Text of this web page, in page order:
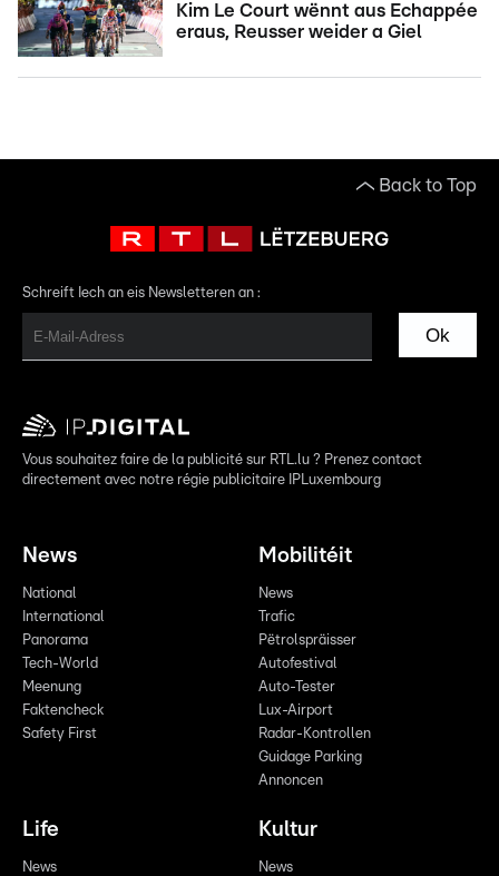
Kim Le Court wënnt aus Echappée
eraus, Reusser weider a Giel
Back to Top
Schreift Iech an eis Newsletteren an :
Ok
Vous souhaitez faire de la publicité sur RTL.lu ? Prenez contact
directement avec notre régie publicitaire IPLuxembourg
News
National
International
Panorama
Tech-World
Meenung
Faktencheck
Safety First
Mobilitéit
News
Trafic
Pëtrolspräisser
Autofestival
Auto-Tester
Lux-Airport
Radar-Kontrollen
Guidage Parking
Annoncen
Life
News
Kultur
News